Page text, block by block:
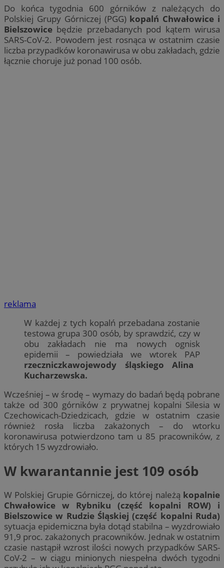
Do końca tygodnia 600 górników z należących do
Polskiej Grupy Górniczej (PGG) kopalń Chwałowice i
Bielszowice będzie przebadanych pod kątem wirusa
SARS-CoV-2. Powodem jest rosnąca w ostatnim czasie
liczba przypadków koronawirusa w obu zakładach, gdzie
łącznie choruje już ponad 100 osób.
reklama
W każdej z tych kopalń przebadana zostanie
testowa grupa 300 osób, by sprawdzić, czy w
obu zakładach nie ma nowych ognisk
epidemii – powiedziała we wtorek PAP
rzeczniczkawojewody śląskiego Alina
Kucharzewska.
Wcześniej – w środę – wymazy do badań będą pobrane
także od 300 górników z prywatnej kopalni Silesia w
Czechowicach-Dziedzicach, gdzie w ostatnim czasie
również rosła liczba zakażonych – do wtorku
koronawirusa potwierdzono tam u 85 pracowników, z
których 15 wyzdrowiało.
W kwarantannie jest 109 osób
W Polskiej Grupie Górniczej, do której należą kopalnie
Chwałowice w Rybniku (część kopalni ROW) i
Bielszowice w Rudzie Śląskiej (część kopalni Ruda)
sytuacja epidemiczna była dotąd stabilna – wyzdrowiało
91,9 proc. zakażonych pracowników. Jednak w ostatnim
czasie nastąpił wzrost ilości nowych przypadków SARS-
CoV-2 – w ciągu minionych niespełna dwóch tygodni